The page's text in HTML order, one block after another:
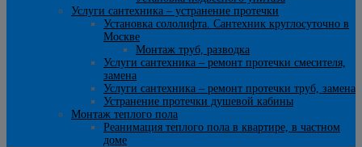
Услуги сантехника – устранение протечки
Установка сололифта. Сантехник круглосуточно в
Москве
Монтаж труб, разводка
Услуги сантехника – ремонт протечки смесителя,
замена
Услуги сантехника – ремонт протечки труб, замена
Устранение протечки душевой кабины
Монтаж теплого пола
Реанимация теплого пола в квартире, в частном
доме